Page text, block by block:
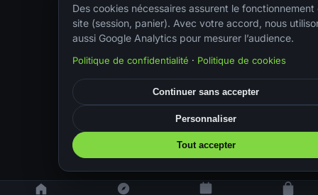
Des cookies nécessaires assurent le fonctionnement
site (session, panier). Avec votre accord, nous
aussi Google Analytics pour mesurer l’audience.
Politique de confidentialité · Politique de cookies
Continuer sans accepter
Personnaliser
Tout accepter